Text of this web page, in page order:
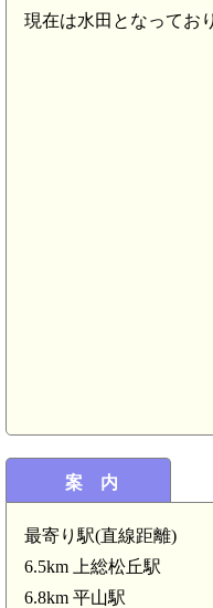
現在は水田となってお
案 内
最寄り駅(直線距離)
6.5km 上総松丘駅
6.8km 平山駅